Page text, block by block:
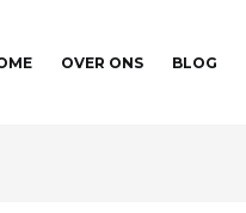
OVER ONS BLOG